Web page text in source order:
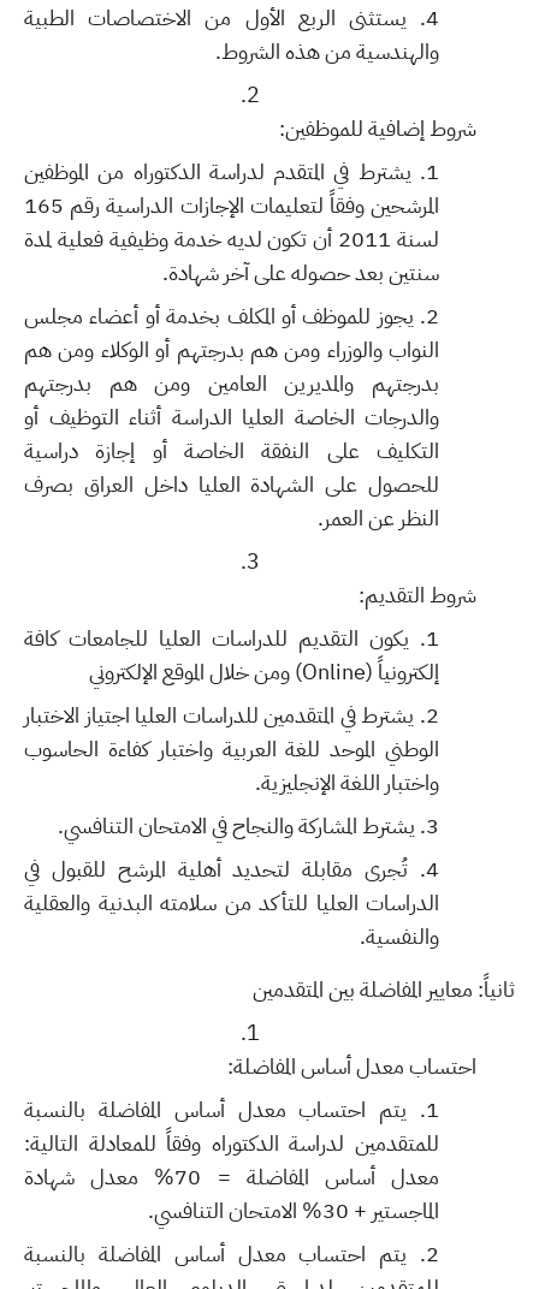
يستثنى الربع الأول من الاختصاصات الطبية
والهندسية من هذه الشروط.
شروط إضافية للموظفين:
يشترط في المتقدم لدراسة الدكتوراه من الموظفين
المرشحين وفقاً لتعليمات الإجازات الدراسية رقم 165
لسنة 2011 أن تكون لديه خدمة وظيفية فعلية لمدة
سنتين بعد حصوله على آخر شهادة.
يجوز للموظف أو المكلف بخدمة أو أعضاء مجلس
النواب والوزراء ومن هم بدرجتهم أو الوكلاء ومن هم
بدرجتهم والمديرين العامين ومن هم بدرجتهم
والدرجات الخاصة العليا الدراسة أثناء التوظيف أو
التكليف على النفقة الخاصة أو إجازة دراسية
للحصول على الشهادة العليا داخل العراق بصرف
النظر عن العمر.
شروط التقديم:
يكون التقديم للدراسات العليا للجامعات كافة
إلكترونياً (Online) ومن خلال الموقع الإلكتروني
يشترط في المتقدمين للدراسات العليا اجتياز الاختبار
الوطني الموحد للغة العربية واختبار كفاءة الحاسوب
واختبار اللغة الإنجليزية.
يشترط المشاركة والنجاح في الامتحان التنافسي.
تُجرى مقابلة لتحديد أهلية المرشح للقبول في
الدراسات العليا للتأكد من سلامته البدنية والعقلية
والنفسية.
ثانياً: معايير المفاضلة بين المتقدمين
احتساب معدل أساس المفاضلة:
يتم احتساب معدل أساس المفاضلة بالنسبة
للمتقدمين لدراسة الدكتوراه وفقاً للمعادلة التالية:
معدل أساس المفاضلة = 70% معدل شهادة
الماجستير + 30% الامتحان التنافسي.
يتم احتساب معدل أساس المفاضلة بالنسبة